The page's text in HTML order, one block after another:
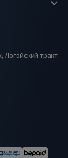
Логойский тракт,